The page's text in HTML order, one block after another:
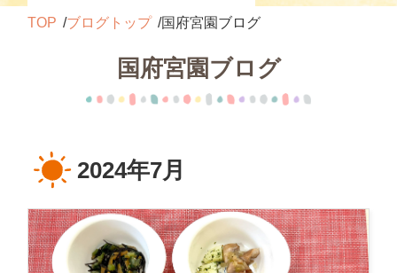
TOP ブログトップ 国府宮園ブログ
国府宮園ブログ
2024年7月